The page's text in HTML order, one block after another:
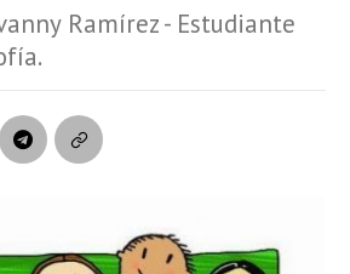
Ramírez - Estudiante